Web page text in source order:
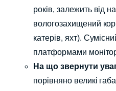
років, залежить від
вологозахищений
катерів, яхт).
платформами
На що звернути
порівняно великі